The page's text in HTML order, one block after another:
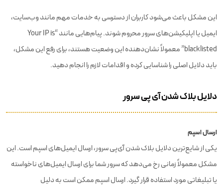
این مشکل باعث می‌شود کاربران از دسترسی به خدمات مهم مانند وب‌سایت،
ایمیل یا اپلیکیشن‌های سرور محروم شوند. پیام‌هایی مانند “Your IP is
blacklisted” معمولاً نشان‌دهنده این وضعیت هستند، برای رفع این مشکل،
باید دلایل اصلی را شناسایی کرده و اقدامات لازم را انجام دهید.
دلایل بلاک شدن آی پی سرور
ارسال اسپم
یکی از شایع‌ترین دلایل بلاک شدن آی‌پی سرور، ارسال ایمیل‌های اسپم است. این
مشکل معمولاً زمانی رخ می‌دهد که سرور شما برای ارسال ایمیل‌های ناخواسته
یا تبلیغاتی مورد استفاده قرار گیرد. ارسال اسپم ممکن است به دلیل